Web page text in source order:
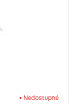
Nedostupné